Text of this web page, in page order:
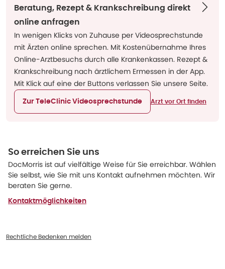
Beratung, Rezept & Krankschreibung direkt
online anfragen
In wenigen Klicks von Zuhause per Videosprechstunde
mit Ärzten online sprechen. Mit Kostenübernahme Ihres
Online-Arztbesuchs durch alle Krankenkassen. Rezept &
Krankschreibung nach ärztlichem Ermessen in der App.
Mit Klick auf eine der Buttons verlassen Sie unsere Seite.
Zur TeleClinic Videosprechstunde Arzt vor Ort finden
So erreichen Sie uns
DocMorris ist auf vielfältige Weise für Sie erreichbar. Wählen
Sie selbst, wie Sie mit uns Kontakt aufnehmen möchten. Wir
beraten Sie gerne.
Kontaktmöglichkeiten
Rechtliche Bedenken melden